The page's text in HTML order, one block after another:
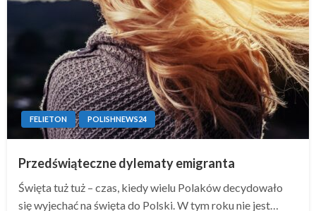
FELIETON POLISHNEWS24
Przedświąteczne dylematy emigranta
Święta tuż tuż – czas, kiedy wielu Polaków decydowało
się wyjechać na święta do Polski. W tym roku nie jest…